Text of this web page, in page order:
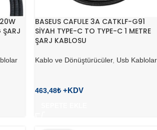
ŞARJ
BASEUS CAFULE 3A CATKLF-G91
SİYAH TYPE-C TO TYPE-C 1 METRE
ŞARJ KABLOSU
Kablo ve Dönüştürücüler, Usb Kablolar
463,48₺